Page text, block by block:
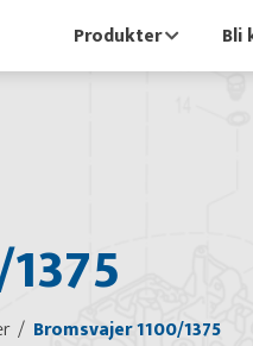
Produkter Bli
Bromsvajer 1100/1375